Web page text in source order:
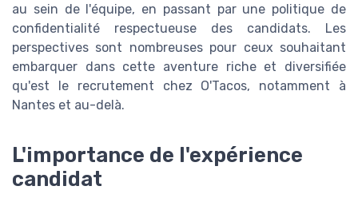
au sein de l'équipe, en passant par une politique de
confidentialité respectueuse des candidats. Les
perspectives sont nombreuses pour ceux souhaitant
embarquer dans cette aventure riche et diversifiée
qu'est le recrutement chez O'Tacos, notamment à
Nantes et au-delà.
L'importance de l'expérience
candidat